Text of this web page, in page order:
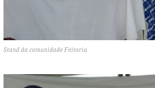
Stand da comunidade Feitoria